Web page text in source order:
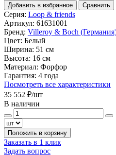
Добавить в избранное Сравнить
Серия: Loop & friends
Артикул: 61631001
Бренд: Villeroy & Boch
Цвет: Белый
Ширина: 51 см
Высота: 16 см
Материал: Форфор
Гарантия: 4 года
Посмотреть все характеристики
35 552 ₽/шт
В наличии
Положить в корзину
Заказать в 1 клик
Задать вопрос